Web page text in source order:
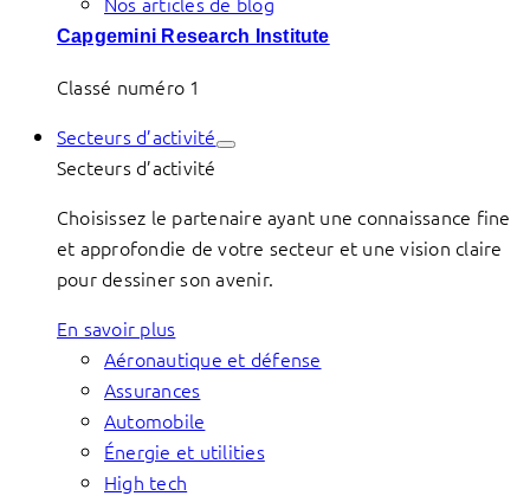
Capgemini Research Institute
Classé numéro 1
Secteurs d’activité
Secteurs d’activité
Choisissez le partenaire ayant une connaissance fine
et approfondie de votre secteur et une vision claire
pour dessiner son avenir.
En savoir plus
Aéronautique et défense
Assurances
Automobile
Énergie et utilities
High tech